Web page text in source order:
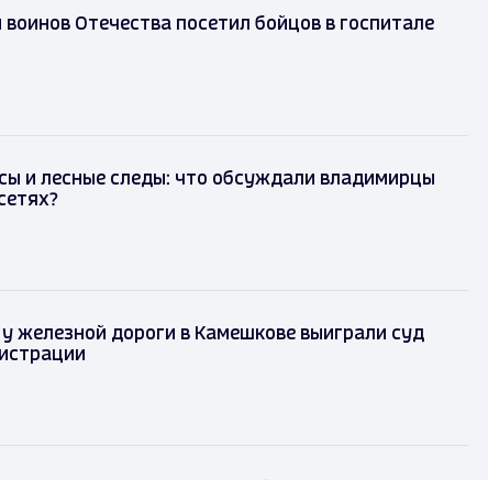
Отечества посетил бойцов в госпитале
и лесные следы: что обсуждали владимирцы
железной дороги в Камешкове выиграли суд